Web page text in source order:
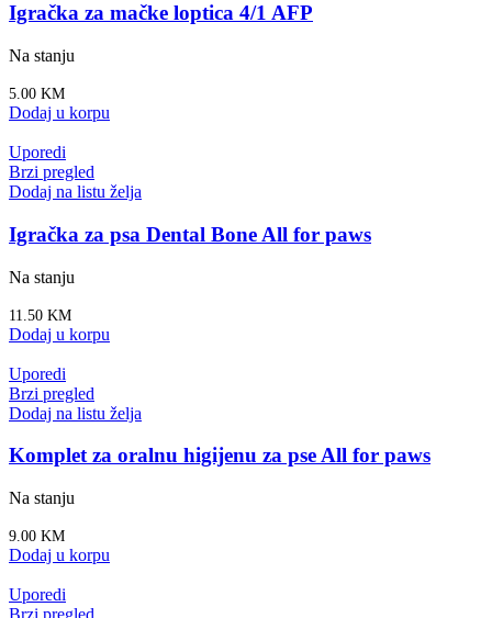
Igračka za mačke loptica 4/1 AFP
Na stanju
5.00 KM
Dodaj u korpu
Uporedi
Brzi pregled
Dodaj na listu želja
Igračka za psa Dental Bone All for paws
Na stanju
11.50 KM
Dodaj u korpu
Uporedi
Brzi pregled
Dodaj na listu želja
Komplet za oralnu higijenu za pse All for paws
Na stanju
9.00 KM
Dodaj u korpu
Uporedi
Brzi pregled